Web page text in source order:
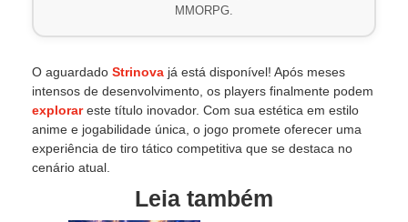
MMORPG.
O aguardado Strinova já está disponível! Após meses
intensos de desenvolvimento, os players finalmente podem
explorareste título inovador. Com sua estética em estilo
anime e jogabilidade única, o jogo promete oferecer uma
experiência de tiro tático competitiva que se destaca no
cenário atual.
Leia também